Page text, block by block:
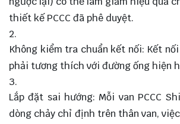
thiết kế PCCC đã phê duyệt.
Không kiểm tra chuẩn kết nối: Kết nối
phải tương thích với đường ống hiện
Lắp đặt sai hướng: Mỗi van PCCC
dòng chảy chỉ định trên thân van,